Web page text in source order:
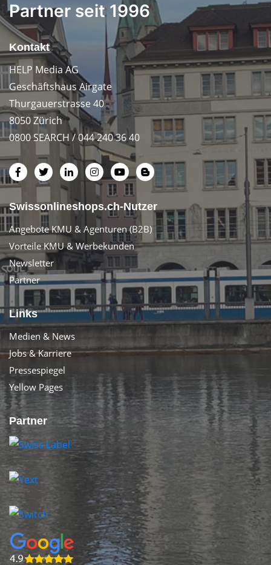
Partner seit 1996
Kontakt
HELP Media AG
Geschäftshaus Airgate
Thurgauerstrasse 40
8050 Zürich
0800 SEARCH / 044 240 36 40
Swissonlineshops.ch-Nutzer
Angebote KMU & Agenturen (B2B)
Vorteile KMU & Werbekunden
Newsletter
Partner
Links
Medien & News
Jobs & Karriere
Pressespiegel
Yellow Pages
Partner